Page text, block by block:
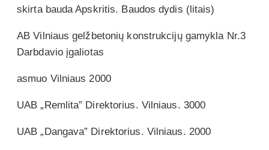
skirta bauda Apskritis. Baudos dydis (litais)
AB Vilniaus gelžbetonių konstrukcijų gamykla Nr.3
Darbdavio įgaliotas
asmuo Vilniaus 2000
UAB „Remlita” Direktorius. Vilniaus. 3000
UAB „Dangava” Direktorius. Vilniaus. 2000